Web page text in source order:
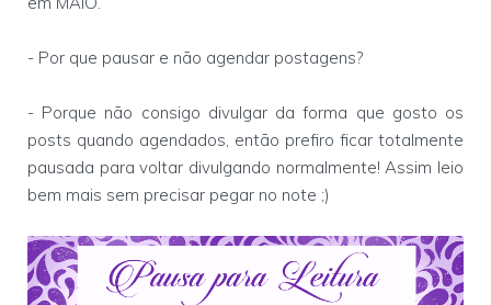
- Por que pausar e não agendar postagens?
- Porque não consigo divulgar da forma que gosto os
posts quando agendados, então prefiro ficar totalmente
pausada para voltar divulgando normalmente! Assim leio
bem mais sem precisar pegar no note ;)